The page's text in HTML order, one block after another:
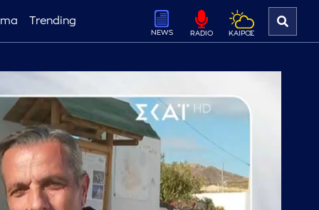
Trending
NEWS RADIO ΚΑΙΡΟΣ